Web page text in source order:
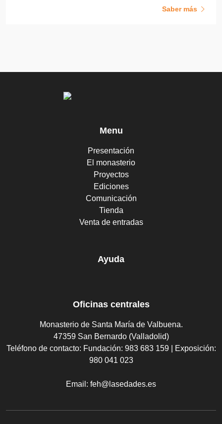
Saber más
Menu
Presentación
El monasterio
Proyectos
Ediciones
Comunicación
Tienda
Venta de entradas
Ayuda
Oficinas centrales
Monasterio de Santa María de Valbuena.
47359 San Bernardo (Valladolid)
Teléfono de contacto: Fundación: 983 683 159 | Exposición:
980 041 023
Email: feh@lasedades.es